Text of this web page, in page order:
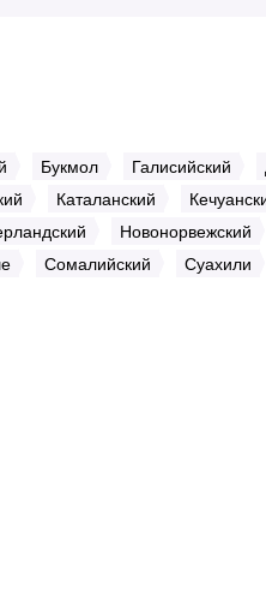
Букмол Галисийский
Каталанский
Новонорвежский
Сомалийский Суахили